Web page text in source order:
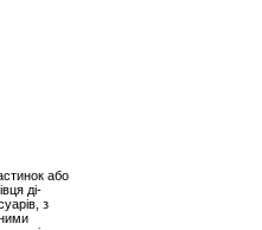
або
ді-
з